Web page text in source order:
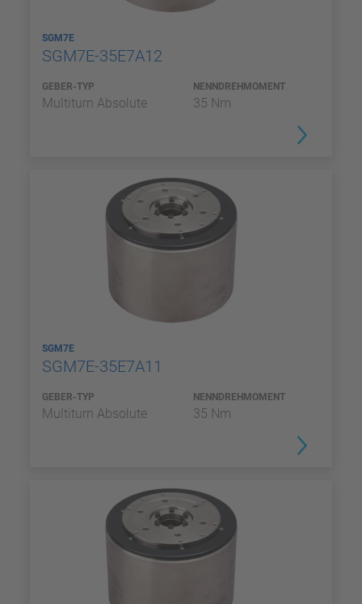
SGM7E
SGM7E-35E7A12
GEBER-TYP
Multiturn Absolute
NENNDREHMOMENT
35 Nm
SGM7E
SGM7E-35E7A11
GEBER-TYP
Multiturn Absolute
NENNDREHMOMENT
35 Nm